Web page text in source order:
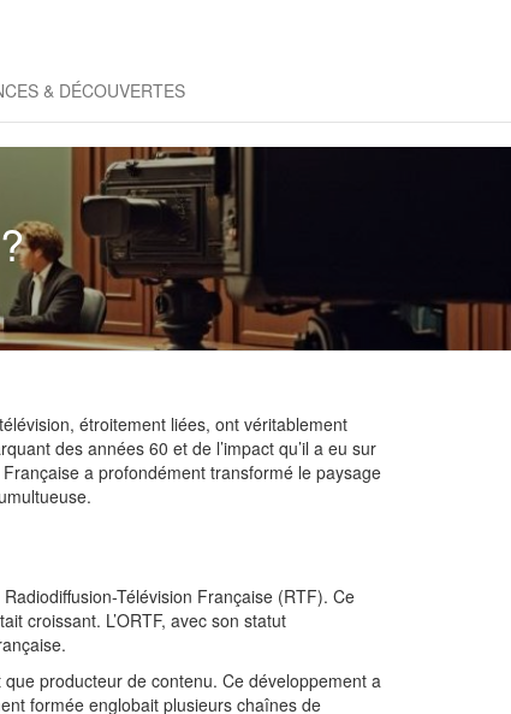
& DÉCOUVERTES
étroitement liées, ont véritablement
des années 60 et de l’impact qu’il a eu sur
a profondément transformé le paysage
Télévision Française (RTF). Ce
croissant. L’ORTF, avec son statut
producteur de contenu. Ce développement a
formée englobait plusieurs chaînes de